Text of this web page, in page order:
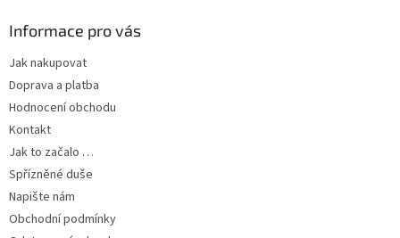
Informace pro vás
Jak nakupovat
Doprava a platba
Hodnocení obchodu
Kontakt
Jak to začalo …
Spřízněné duše
Napište nám
Obchodní podmínky